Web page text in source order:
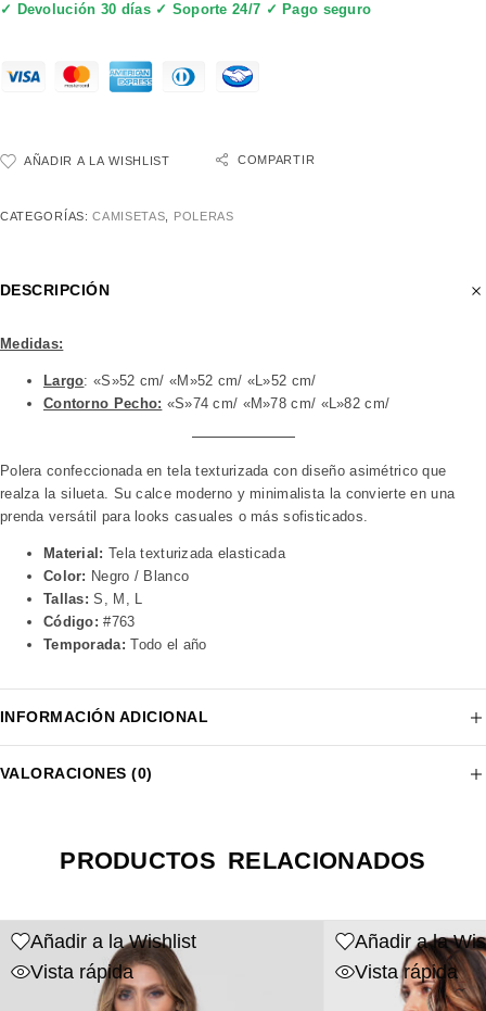
✓ Devolución 30 días ✓ Soporte 24/7 ✓ Pago seguro
AÑADIR A LA WISHLIST COMPARTIR
CATEGORÍAS:CAMISETAS POLERAS
DESCRIPCIÓN
Medidas:
Largo: «S»52 cm/ «M»52 cm/ «L»52 cm/
Contorno Pecho: «S»74 cm/ «M»78 cm/ «L»82 cm/
Polera confeccionada en tela texturizada con diseño asimétrico que
realza la silueta. Su calce moderno y minimalista la convierte en una
prenda versátil para looks casuales o más sofisticados.
Material: Tela texturizada elasticada
Color: Negro / Blanco
Tallas: S, M, L
Código: #763
Temporada: Todo el año
INFORMACIÓN ADICIONAL
VALORACIONES (0)
PRODUCTOS RELACIONADOS
Añadir a la Wishlist
Vista rápida
Añadir a la
Vista rápida